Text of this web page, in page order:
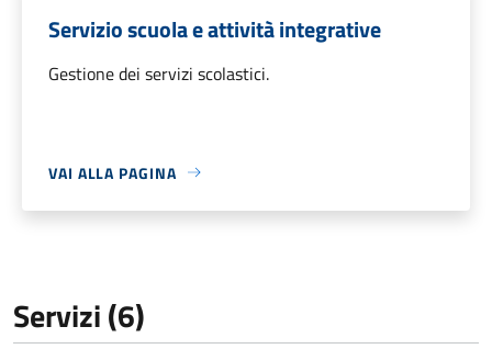
Servizio scuola e attività integrative
Gestione dei servizi scolastici.
VAI ALLA PAGINA
Servizi (6)